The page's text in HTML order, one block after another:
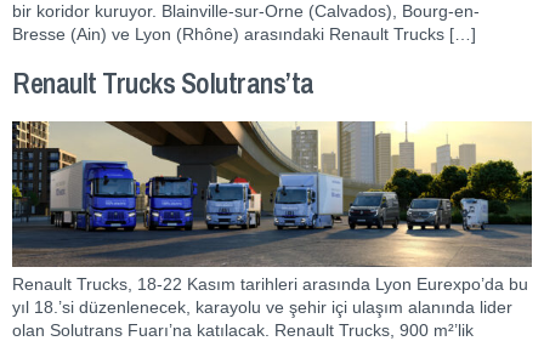
bir koridor kuruyor. Blainville-sur-Orne (Calvados), Bourg-en-
Bresse (Ain) ve Lyon (Rhône) arasındaki Renault Trucks […]
Renault Trucks Solutrans’ta
Renault Trucks, 18-22 Kasım tarihleri arasında Lyon Eurexpo’da bu
yıl 18.’si düzenlenecek, karayolu ve şehir içi ulaşım alanında lider
olan Solutrans Fuarı’na katılacak. Renault Trucks, 900 m²’lik